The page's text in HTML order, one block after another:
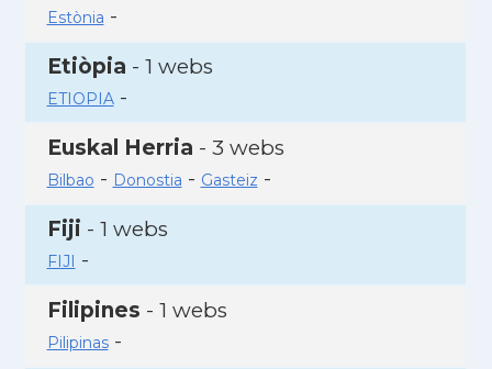
Estònia -
Etiòpia - 1 webs
ETIOPIA-
Euskal Herria - 3 webs
Bilbao - Donostia - Gasteiz -
Fiji - 1 webs
FIJI -
Filipines - 1 webs
Pilipinas-